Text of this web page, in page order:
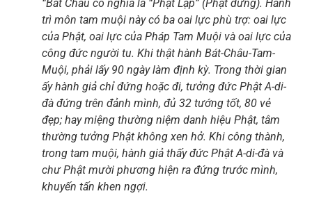
“Bát Châu có nghĩa là “Phật Lập” (Phật đứng). Hành
trì môn tam muội này có ba oai lực phù trợ: oai lực
của Phật, oai lực của Pháp Tam Muội và oai lực của
công đức người tu. Khi thật hành Bát-Châu-Tam-
Muội, phải lấy 90 ngày làm định kỳ. Trong thời gian
ấy hành giả chỉ đứng hoặc đi, tưởng đức Phật A-di-
đà đứng trên đảnh mình, đủ 32 tướng tốt, 80 vẻ
đẹp; hay miệng thường niệm danh hiệu Phật, tâm
thường tưởng Phật không xen hở. Khi công thành,
trong tam muội, hành giả thấy đức Phật A-di-đà và
chư Phật mười phương hiện ra đứng trước mình,
khuyến tấn khen ngợi.